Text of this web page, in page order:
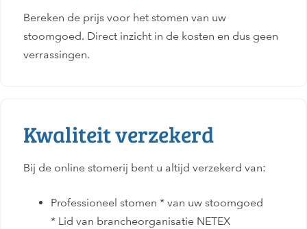
Bereken de prijs voor het stomen van uw
stoomgoed. Direct inzicht in de kosten en dus geen
verrassingen.
Kwaliteit verzekerd
Bij de online stomerij bent u altijd verzekerd van:
Professioneel stomen * van uw stoomgoed
* Lid van brancheorganisatie NETEX